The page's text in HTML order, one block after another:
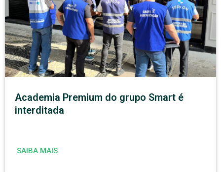
Academia Premium do grupo Smart é
interditada
SAIBA MAIS